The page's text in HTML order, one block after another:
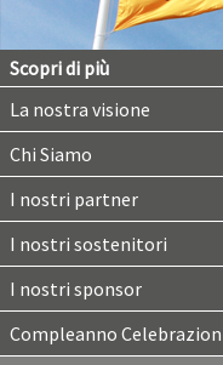
Scopri di più
La nostra visione
Chi Siamo
I nostri partner
I nostri sostenitori
I nostri sponsor
Compleanno